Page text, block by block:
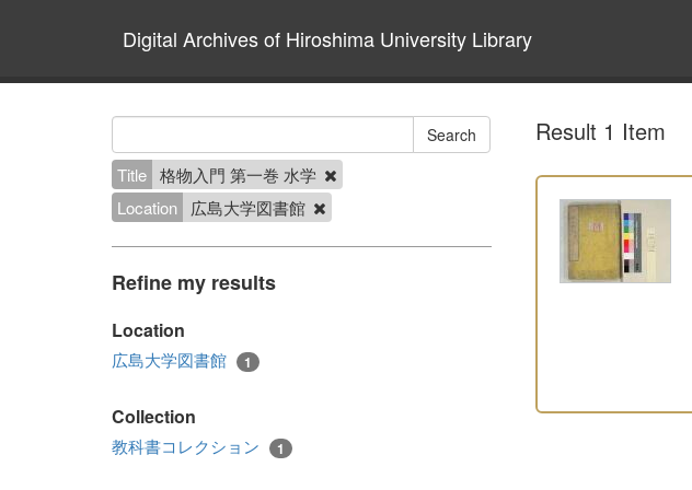
Digital Archives of Hiroshima University Library
Title 格物入門 第一巻 水学
Location
広島大学図書館
Refine my results
Location
広島大学図書館 1
Collection
教科書コレクション 1
Result 1 Item